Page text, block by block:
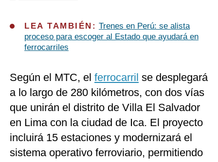
LEA TAMBIÉN: Trenes en Perú: se alista
proceso para escoger al Estado que ayudará en
ferrocarriles
Según el MTC, el ferrocarril se desplegará
a lo largo de 280 kilómetros, con dos vías
que unirán el distrito de Villa El Salvador
en Lima con la ciudad de Ica. El proyecto
incluirá 15 estaciones y modernizará el
sistema operativo ferroviario, permitiendo